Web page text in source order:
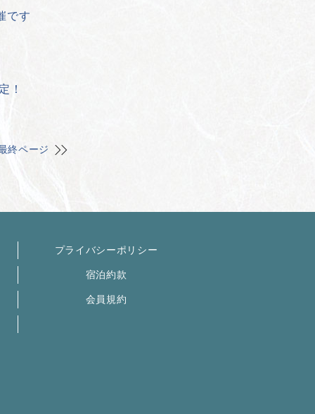
です
！
終ページ
プライバシーポリシー
宿泊約款
会員規約